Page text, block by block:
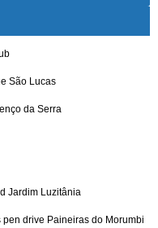
São Lucas
da Serra
Jardim Luzitânia
drive Paineiras do Morumbi